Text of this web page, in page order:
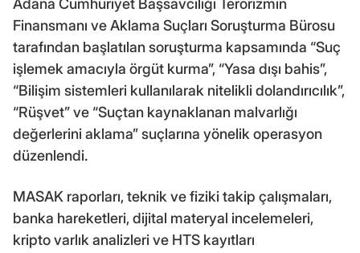
Adana Cumhuriyet Başsavcılığı Terörizmin
Finansmanı ve Aklama Suçları Soruşturma Bürosu
tarafından başlatılan soruşturma kapsamında “Suç
işlemek amacıyla örgüt kurma”, “Yasa dışı bahis”,
“Bilişim sistemleri kullanılarak nitelikli dolandırıcılık”,
“Rüşvet” ve “Suçtan kaynaklanan malvarlığı
değerlerini aklama” suçlarına yönelik operasyon
düzenlendi.
MASAK raporları, teknik ve fiziki takip çalışmaları,
banka hareketleri, dijital materyal incelemeleri,
kripto varlık analizleri ve HTS kayıtları